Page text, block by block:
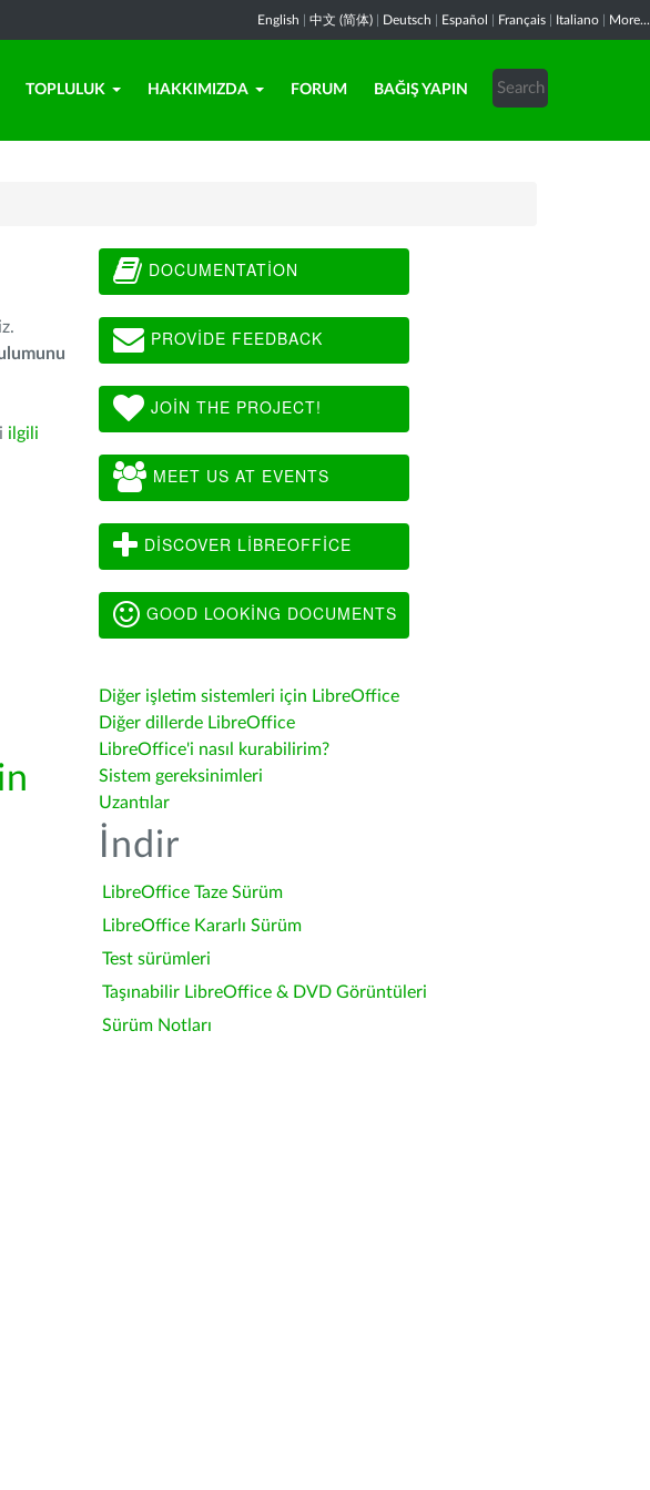
English 中文 (简体) Deutsch Español Français Italiano More...
TOPLULUK HAKKIMIZDA FORUM BAĞIŞ YAPIN
ilgili
DOCUMENTATION
PROVIDE FEEDBACK
JOIN THE PROJECT!
MEET US AT EVENTS
DISCOVER LIBREOFFICE
GOOD LOOKING DOCUMENTS
Diğer işletim sistemleri için LibreOffice
Diğer dillerde LibreOffice
LibreOffice'i nasıl kurabilirim?
Sistem gereksinimleri
Uzantılar
İndir
LibreOffice Taze Sürüm
LibreOffice Kararlı Sürüm
Test sürümleri
Taşınabilir LibreOffice & DVD Görüntüleri
Sürüm Notları